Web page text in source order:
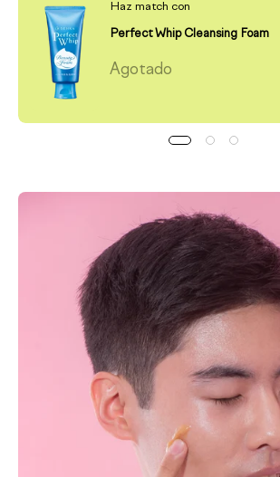
Haz match con
Perfect Whip Cleansing Foam
Agotado